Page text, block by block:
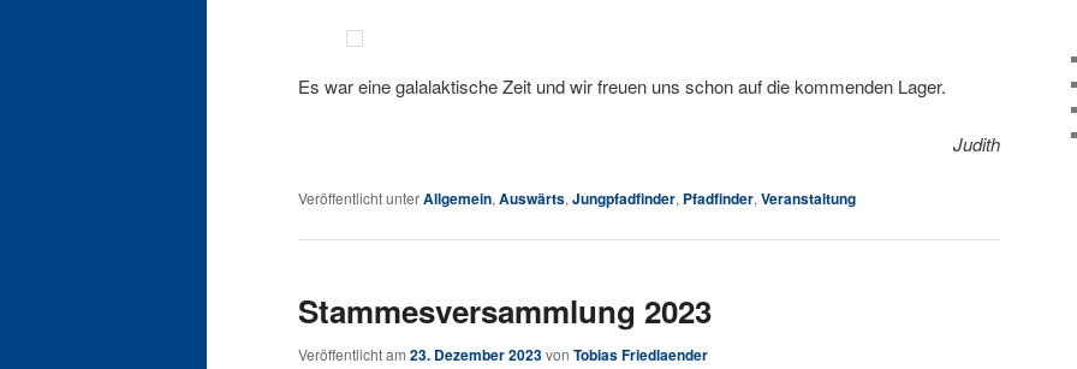
Es war eine galalaktische Zeit und wir freuen uns schon auf die kommenden Lager.
Judith
Veröffentlicht unterAllgemein, Auswärts, Jungpfadfinder, Pfadfinder, Veranstaltung
Stammesversammlung 2023
Veröffentlicht am 23. Dezember 2023von Tobias Friedlaender